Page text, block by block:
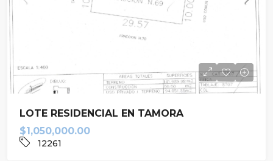
LOTE RESIDENCIAL EN TAMORA
$1,050,000.00
12261